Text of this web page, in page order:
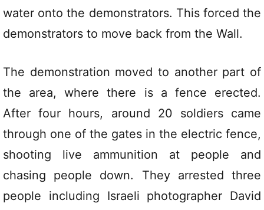
water onto the demonstrators. This forced the
demonstrators to move back from the Wall.
The demonstration moved to another part of
the area, where there is a fence erected.
After four hours, around 20 soldiers came
through one of the gates in the electric fence,
shooting live ammunition at people and
chasing people down. They arrested three
people including Israeli photographer David